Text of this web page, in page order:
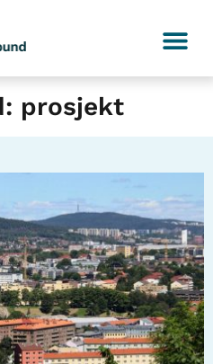
prosjekt